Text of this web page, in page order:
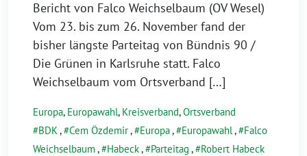
Bericht von Falco Weichselbaum (OV Wesel)
Vom 23. bis zum 26. November fand der
bisher längste Parteitag von Bündnis 90 /
Die Grünen in Karlsruhe statt. Falco
Weichselbaum vom Ortsverband […]
Europa, Europawahl, Kreisverband,Ortsverband
BDK , Cem Özdemir, Europa, Europawahl ,
Falco
Weichselbaum, Habeck, Parteitag , Robert Habeck